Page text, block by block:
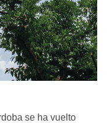
se ha vuelto